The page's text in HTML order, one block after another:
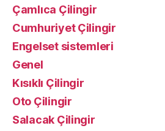
Çamlıca Çilingir
Cumhuriyet Çilingir
Engelset sistemleri
Genel
Kısıklı Çilingir
Oto Çilingir
Salacak Çilingir